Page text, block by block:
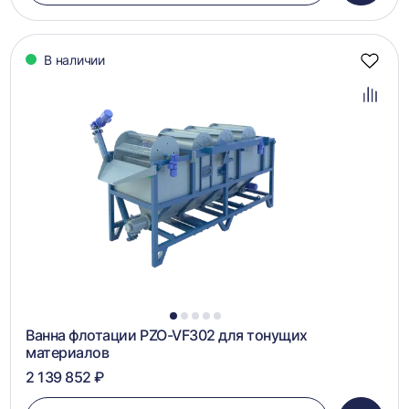
в
В наличии
1 2 3 4 5
Ванна флотации PZO-VF302 для тонущих
материалов
2 139 852 ₽